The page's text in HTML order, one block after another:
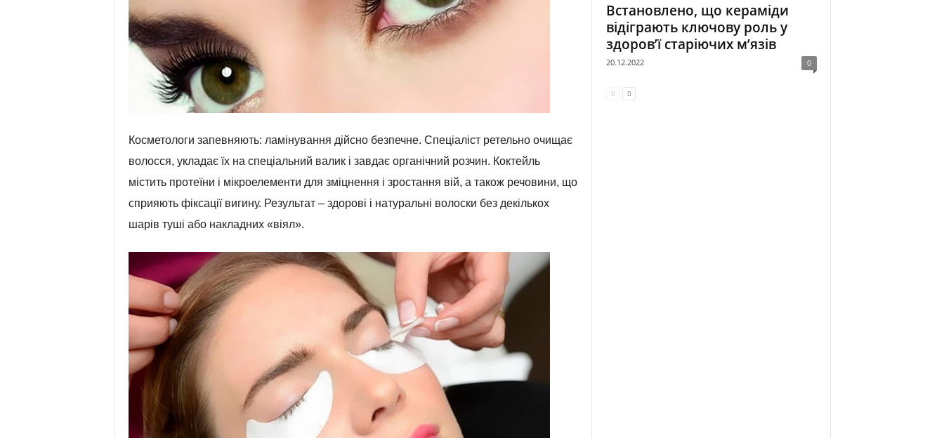
Косметологи запевняють: ламінування дійсно безпечне. Спеціаліст ретельно очищає
волосся, укладає їх на спеціальний валик і завдає органічний розчин. Коктейль
містить протеїни і мікроелементи для зміцнення і зростання вій, а також речовини, що
сприяють фіксації вигину. Результат – здорові і натуральні волоски без декількох
шарів туші або накладних «віял».
Встановлено, що кераміди
відіграють ключову роль у
здоров’ї старіючих м’язів
20.12.2022 0